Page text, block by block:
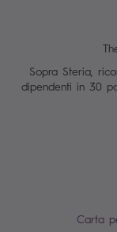
Sopra Steria,
dipendenti in 30
Carta